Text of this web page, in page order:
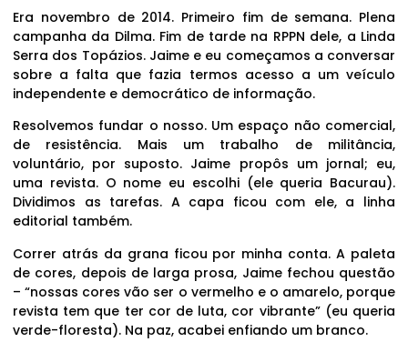
Era novembro de 2014. Primeiro fim de semana. Plena
campanha da Dilma. Fim de tarde na RPPN dele, a Linda
Serra dos Topázios. Jaime e eu começamos a conversar
sobre a falta que fazia termos acesso a um veículo
independente e democrático de informação.
Resolvemos fundar o nosso. Um espaço não comercial,
de resistência. Mais um trabalho de militância,
voluntário, por suposto. Jaime propôs um jornal; eu,
uma revista. O nome eu escolhi (ele queria Bacurau).
Dividimos as tarefas. A capa ficou com ele, a linha
editorial também.
Correr atrás da grana ficou por minha conta. A paleta
de cores, depois de larga prosa, Jaime fechou questão
– “nossas cores vão ser o vermelho e o amarelo, porque
revista tem que ter cor de luta, cor vibrante” (eu queria
verde-floresta). Na paz, acabei enfiando um branco.